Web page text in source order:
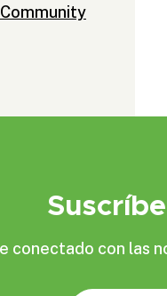
conectado con las